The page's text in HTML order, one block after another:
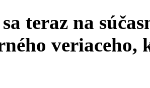
teraz na
veriaceho,